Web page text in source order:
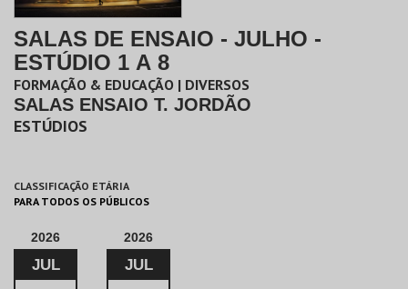
SALAS DE ENSAIO - JULHO -
ESTÚDIO 1 A 8
FORMAÇÃO & EDUCAÇÃO | DIVERSOS
SALAS ENSAIO T. JORDÃO
ESTÚDIOS
CLASSIFICAÇÃO ETÁRIA
PARA TODOS OS PÚBLICOS
2026
JUL
2026
JUL